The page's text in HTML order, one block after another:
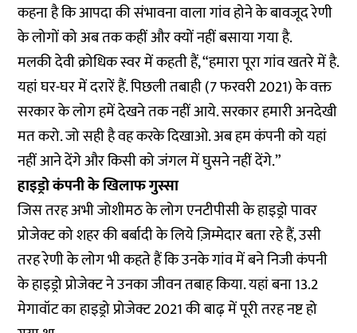
कहना है कि आपदा की संभावना वाला गांव होने के बावजूद रेणी
के लोगों को अब तक कहीं और क्यों नहीं बसाया गया है.
मलकी देवी क्रोधिक स्वर में कहती हैं, “हमारा पूरा गांव खतरे में है.
यहां घर-घर में दरारें हैं. पिछली तबाही (7 फरवरी 2021) के वक्त
सरकार के लोग हमें देखने तक नहीं आये. सरकार हमारी अनदेखी
मत करो. जो सही है वह करके दिखाओ. अब हम कंपनी को यहां
नहीं आने देंगे और किसी को जंगल में घुसने नहीं देंगे.”
हाइड्रो कंपनी के खिलाफ गुस्सा
जिस तरह अभी जोशीमठ के लोग एनटीपीसी के हाइड्रो पावर
प्रोजेक्ट को शहर की बर्बादी के लिये ज़िम्मेदार बता रहे हैं, उसी
तरह रेणी के लोग भी कहते हैं कि उनके गांव में बने निजी कंपनी
के हाइड्रो प्रोजेक्ट ने उनका जीवन तबाह किया. यहां बना 13.2
मेगावॉट का हाइड्रो प्रोजेक्ट 2021 की बाढ़ में पूरी तरह नष्ट हो